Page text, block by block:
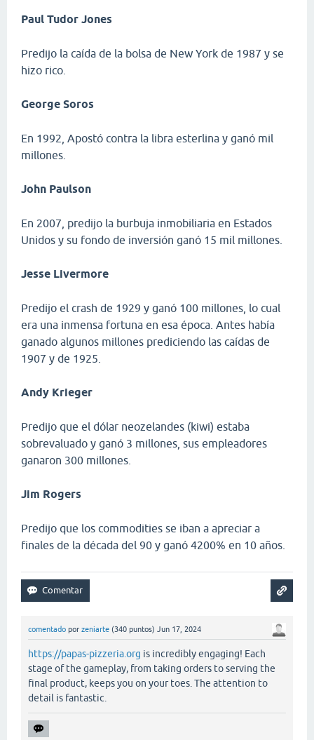
Paul Tudor Jones
Predijo la caída de la bolsa de New York de 1987 y se
hizo rico.
George Soros
En 1992, Apostó contra la libra esterlina y ganó mil
millones.
John Paulson
En 2007, predijo la burbuja inmobiliaria en Estados
Unidos y su fondo de inversión ganó 15 mil millones.
Jesse Livermore
Predijo el crash de 1929 y ganó 100 millones, lo cual
era una inmensa fortuna en esa época. Antes había
ganado algunos millones prediciendo las caídas de
1907 y de 1925.
Andy Krieger
Predijo que el dólar neozelandes (kiwi) estaba
sobrevaluado y ganó 3 millones, sus empleadores
ganaron 300 millones.
Jim Rogers
Predijo que los commodities se iban a apreciar a
finales de la década del 90 y ganó 4200% en 10 años.
comentado por zeniarte (340 puntos) Jun 17, 2024
https://papas-pizzeria.org is incredibly engaging! Each
stage of the gameplay, from taking orders to serving the
final product, keeps you on your toes. The attention to
detail is fantastic.